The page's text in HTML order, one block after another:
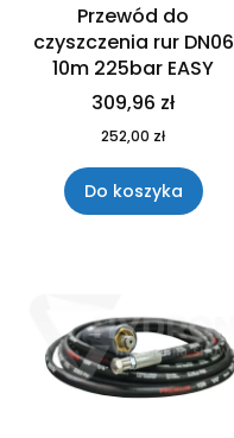
Przewód do
czyszczenia rur DN06
10m 225bar EASY
309,96 zł
252,00 zł
Do koszyka